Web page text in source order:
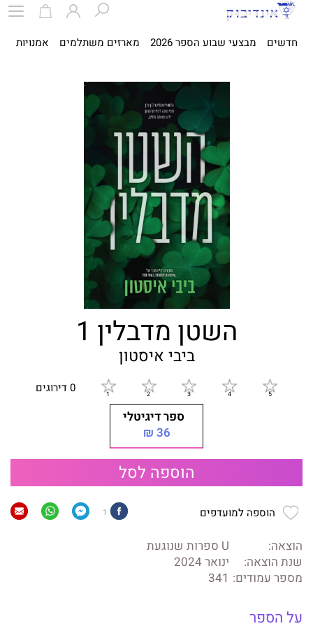
חדשים מבצעי שבוע הספר 2026 מארזים משתלמים אמנויות
השטן מדבלין 1
ביבי איסטון
0 דירוגים
ספר דיגיטלי
36 ₪
הוספה לסל
הוספה למועדפים 1
הוצאה:
U ספרות שנוגעת
שנת הוצאה:
ינואר 2024
מספר עמודים: 341
על הספר